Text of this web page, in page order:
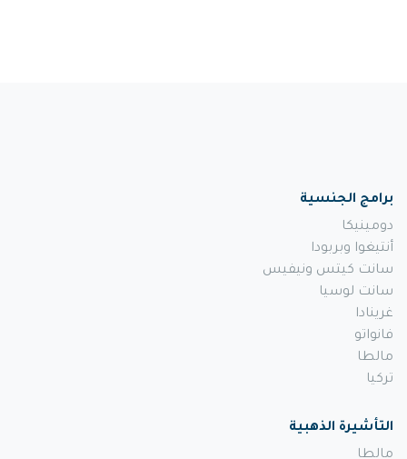
برامج الجنسية
دومينيكا
أنتيغوا وبربودا
سانت كيتس ونيفيس
سانت لوسيا
غرينادا
فانواتو
مالطا
تركيا
التأشيرة الذهبية
مالطا